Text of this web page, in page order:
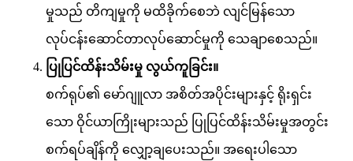
မှုသည် တိကျမှုကို မထိခိုက်စေဘဲ လျင်မြန်သော
လုပ်ငန်းဆောင်တာလုပ်ဆောင်မှုကို သေချာစေသည်။
ပြုပြင်ထိန်းသိမ်းမှု လွယ်ကူခြင်း။
စက်ရုပ်၏ မော်ဂျူလာ အစိတ်အပိုင်းများနှင့် ရိုးရှင်း
သော ဝိုင်ယာကြိုးများသည် ပြုပြင်ထိန်းသိမ်းမှုအတွင်း
စက်ရပ်ချိန်ကို လျှော့ချပေးသည်။ အရေးပါသော